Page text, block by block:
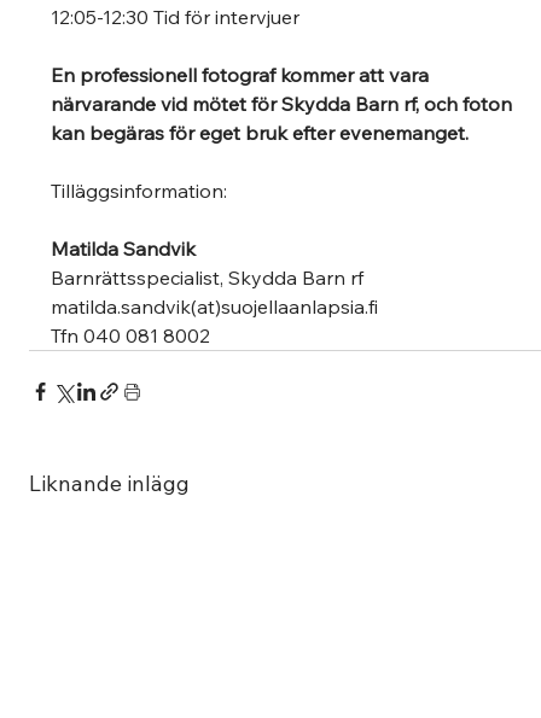
12:05-12:30 Tid för intervjuer
En professionell fotograf kommer att vara
närvarande vid mötet för Skydda Barn rf, och foton
kan begäras för eget bruk efter evenemanget.
Tilläggsinformation:
Matilda Sandvik
Barnrättsspecialist, Skydda Barn rf
matilda.sandvik(at)suojellaanlapsia.fi
Tfn 040 081 8002
Liknande inlägg